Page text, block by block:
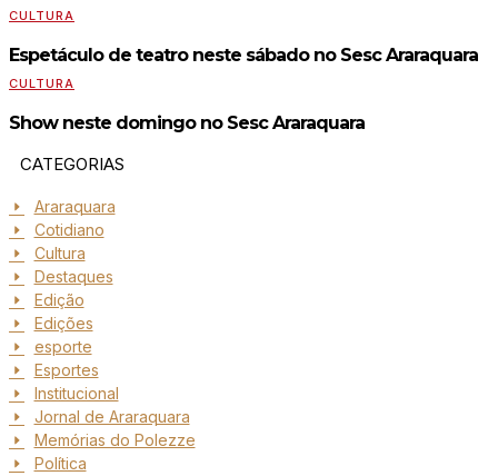
CULTURA
Espetáculo de teatro neste sábado no Sesc Araraquara
CULTURA
Show neste domingo no Sesc Araraquara
CATEGORIAS
Araraquara
Cotidiano
Cultura
Destaques
Edição
Edições
esporte
Esportes
Institucional
Jornal de Araraquara
Memórias do Polezze
Política